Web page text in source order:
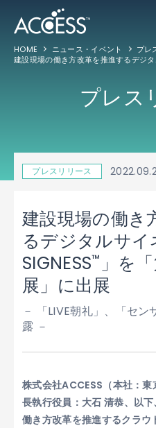
HOME ニュース・イベント
プレ
建設現場の
プレス
プレスリリース
建設現場の働き
るデジタルサイ
SIGNESS™」を
展」に出展
－ 「LIVE朝礼」、「セ
露 －
株式会社ACCESS（本社：
長執行役員：大石 清恭、以
働き方改革を推進するクラ